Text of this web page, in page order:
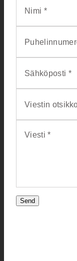
Nimi *
Sähköposti *
Viestin
Viesti *
Send